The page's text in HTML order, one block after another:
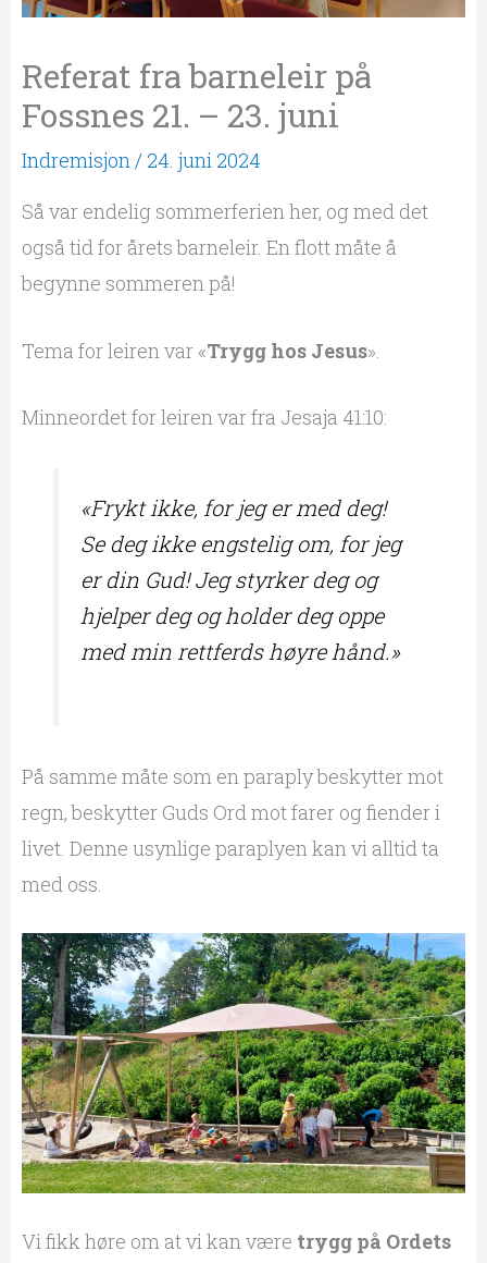
Referat fra barneleir på
Fossnes 21. – 23. juni
Indremisjon/ 24. juni 2024
Så var endelig sommerferien her, og med det
også tid for årets barneleir. En flott måte å
begynne sommeren på!
Tema for leiren var «Trygg hos Jesus».
Minneordet for leiren var fra Jesaja 41:10:
«Frykt ikke, for jeg er med deg!
Se deg ikke engstelig om, for jeg
er din Gud! Jeg styrker deg og
hjelper deg og holder deg oppe
med min rettferds høyre hånd.»
På samme måte som en paraply beskytter mot
regn, beskytter Guds Ord mot farer og fiender i
livet. Denne usynlige paraplyen kan vi alltid ta
med oss.
Vi fikk høre om at vi kan være trygg på Ordets